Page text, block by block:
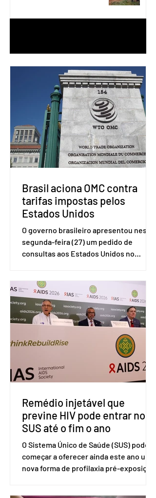
Brasil aciona OMC contra
tarifas impostas pelos
Estados Unidos
O governo brasileiro apresentou nesta
segunda-feira (27) um pedido de
consultas aos Estados Unidos no
(OMC), contestando duas medidas
tarifárias adotadas pelo país norte-
americano com base na Seção 301 da
Lei de Comércio de 1974. Segundo nota
divulgada pelo Ministério das Relações
Exteriores, o Brasil considera que as
incompatíveis com as obrigações
assumidas pelos Estados Unid
Remédio injetável que
previne HIV pode entrar no
SUS até o fim o ano
O Sistema Único de Saúde (SUS) pode
começar a oferecer ainda este ano uma
nova forma de profilaxia pré-exposição